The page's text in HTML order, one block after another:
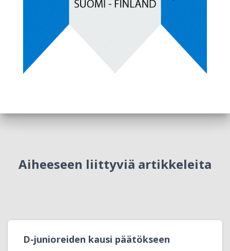
Aiheeseen liittyviä artikkeleita
D-junioreiden kausi päätökseen